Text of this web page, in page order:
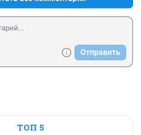
Отправить
ТОП 5